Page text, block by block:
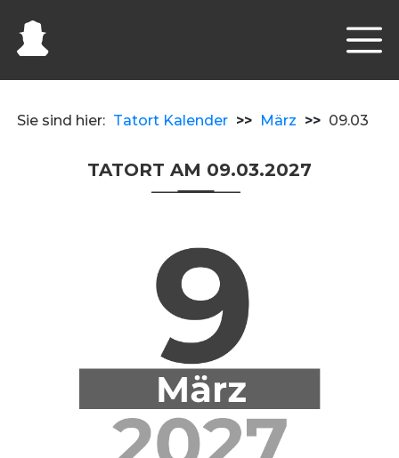
Sie sind hier: Tatort Kalender >> März >> 09.03
TATORT AM 09.03.2027